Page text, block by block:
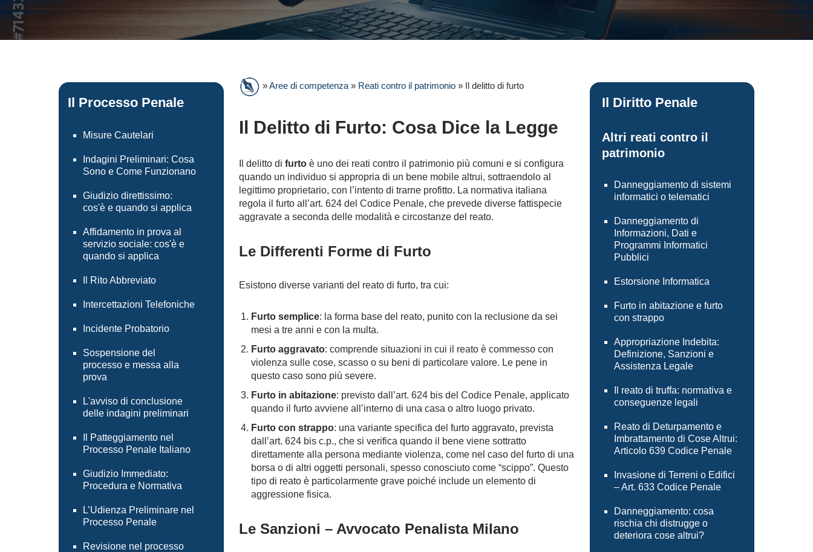
Il Processo Penale
Misure Cautelari
Indagini Preliminari: Cosa
Sono e Come Funzionano
Giudizio direttissimo:
cos'è e quando si applica
Affidamento in prova al
servizio sociale: cos'è e
quando si applica
Il Rito Abbreviato
Intercettazioni Telefoniche
Incidente Probatorio
Sospensione del
processo e messa alla
prova
L'avviso di conclusione
delle indagini preliminari
Il Patteggiamento nel
Processo Penale Italiano
Giudizio Immediato:
Procedura e Normativa
L’Udienza Preliminare nel
Processo Penale
Revisione nel processo
»Aree di competenza» Reati contro il patrimonio» Il delitto di furto
Il Delitto di Furto: Cosa Dice la Legge
Il delitto di furtoè uno dei reati contro il patrimonio più comuni e si configura
quando un individuo si appropria di un bene mobile altrui, sottraendolo al
legittimo proprietario, con l’intento di trarne profitto. La normativa italiana
regola il furto all’art. 624 del Codice Penale, che prevede diverse fattispecie
aggravate a seconda delle modalità e circostanze del reato.
Le Differenti Forme di Furto
Esistono diverse varianti del reato di furto, tra cui:
Furto semplice: la forma base del reato, punito con la reclusione da sei
mesi a tre anni e con la multa.
Furto aggravato: comprende situazioni in cui il reato è commesso con
violenza sulle cose, scasso o su beni di particolare valore. Le pene in
questo caso sono più severe.
Furto in abitazione: previsto dall’art. 624 bis del Codice Penale, applicato
quando il furto avviene all’interno di una casa o altro luogo privato.
Furto con strappo: una variante specifica del furto aggravato, prevista
dall’art. 624 bis c.p., che si verifica quando il bene viene sottratto
direttamente alla persona mediante violenza, come nel caso del furto di una
borsa o di altri oggetti personali, spesso conosciuto come “scippo”. Questo
tipo di reato è particolarmente grave poiché include un elemento di
aggressione fisica.
Le Sanzioni – Avvocato Penalista Milano
Il Diritto Penale
Altri reati contro il
patrimonio
Danneggiamento di sistemi
informatici o telematici
Danneggiamento di
Informazioni, Dati e
Programmi Informatici
Pubblici
Estorsione Informatica
Furto in abitazione e furto
con strappo
Appropriazione Indebita:
Definizione, Sanzioni e
Assistenza Legale
Il reato di truffa: normativa e
conseguenze legali
Reato di Deturpamento e
Imbrattamento di Cose Altrui:
Articolo 639 Codice Penale
Invasione di Terreni o Edifici
– Art. 633 Codice Penale
Danneggiamento: cosa
rischia chi distrugge o
deteriora cose altrui?